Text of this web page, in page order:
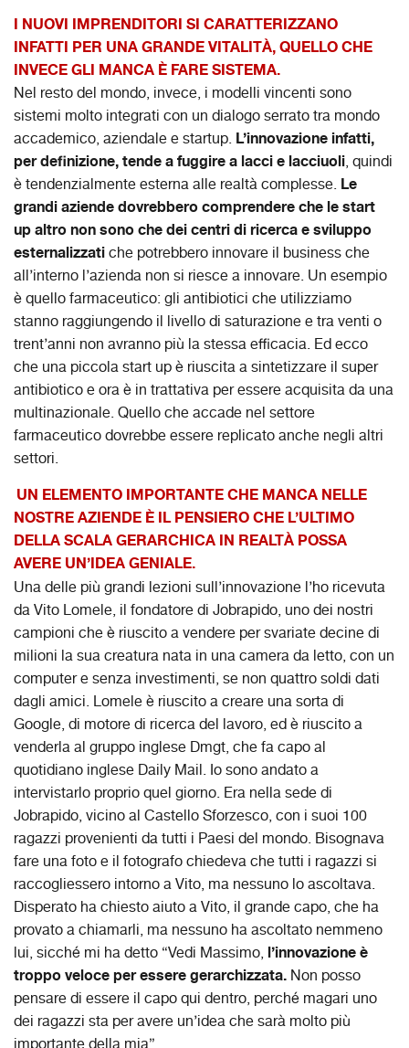
I NUOVI IMPRENDITORI SI CARATTERIZZANO
INFATTI PER UNA GRANDE VITALITÀ, QUELLO CHE
INVECE GLI MANCA È FARE SISTEMA.
Nel resto del mondo, invece, i modelli vincenti sono
sistemi molto integrati con un dialogo serrato tra mondo
accademico, aziendale e startup. L’innovazione infatti,
per definizione, tende a fuggire a lacci e lacciuoli, quindi
è tendenzialmente esterna alle realtà complesse. Le
grandi aziende dovrebbero comprendere che le start
up altro non sono che dei centri di ricerca e sviluppo
esternalizzatiche potrebbero innovare il business che
all’interno l’azienda non si riesce a innovare. Un esempio
è quello farmaceutico: gli antibiotici che utilizziamo
stanno raggiungendo il livello di saturazione e tra venti o
trent’anni non avranno più la stessa efficacia. Ed ecco
che una piccola start up è riuscita a sintetizzare il super
antibiotico e ora è in trattativa per essere acquisita da una
multinazionale. Quello che accade nel settore
farmaceutico dovrebbe essere replicato anche negli altri
settori.
UN ELEMENTO IMPORTANTE CHE MANCA NELLE
NOSTRE AZIENDE È IL PENSIERO CHE L’ULTIMO
DELLA SCALA GERARCHICA IN REALTÀ POSSA
AVERE UN’IDEA GENIALE.
Una delle più grandi lezioni sull’innovazione l’ho ricevuta
da Vito Lomele, il fondatore di Jobrapido, uno dei nostri
campioni che è riuscito a vendere per svariate decine di
milioni la sua creatura nata in una camera da letto, con un
computer e senza investimenti, se non quattro soldi dati
dagli amici. Lomele è riuscito a creare una sorta di
Google, di motore di ricerca del lavoro, ed è riuscito a
venderla al gruppo inglese Dmgt, che fa capo al
quotidiano inglese Daily Mail. Io sono andato a
intervistarlo proprio quel giorno. Era nella sede di
Jobrapido, vicino al Castello Sforzesco, con i suoi 100
ragazzi provenienti da tutti i Paesi del mondo. Bisognava
fare una foto e il fotografo chiedeva che tutti i ragazzi si
raccogliessero intorno a Vito, ma nessuno lo ascoltava.
Disperato ha chiesto aiuto a Vito, il grande capo, che ha
provato a chiamarli, ma nessuno ha ascoltato nemmeno
lui, sicché mi ha detto “Vedi Massimo, l’innovazione è
troppo veloce per essere gerarchizzata. Non posso
pensare di essere il capo qui dentro, perché magari uno
dei ragazzi sta per avere un’idea che sarà molto più